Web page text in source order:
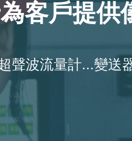
客戶提供
波流量計...變送器等